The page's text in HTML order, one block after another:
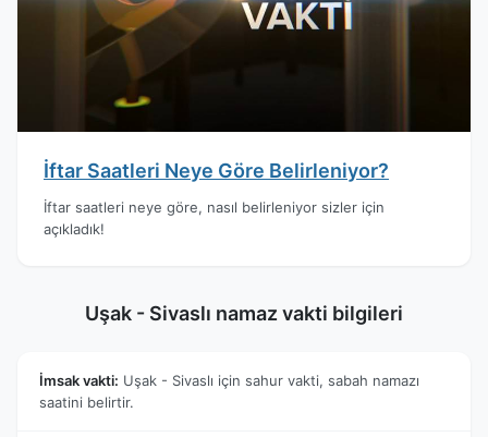
İftar Saatleri Neye Göre Belirleniyor?
İftar saatleri neye göre, nasıl belirleniyor sizler için
açıkladık!
Uşak - Sivaslı namaz vakti bilgileri
İmsak vakti: Uşak - Sivaslı için sahur vakti, sabah namazı
saatini belirtir.